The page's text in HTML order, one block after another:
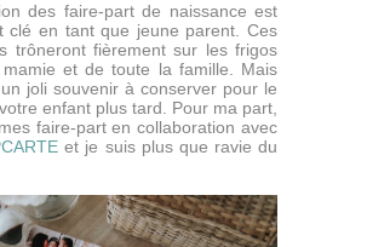
des faire-part de naissance est
clé en tant que jeune parent. Ces
trôneront fièrement sur les frigos
et de toute la famille. Mais
joli souvenir à conserver pour le
enfant plus tard. Pour ma part,
faire-part en collaboration avec
et je suis plus que ravie du